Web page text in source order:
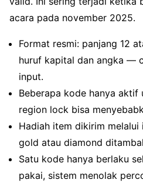
acara pada november 2025.
Format resmi: panjang 12
huruf kapital dan angka —
input.
Beberapa kode hanya
region lock bisa
Hadiah item dikirim melalui
gold atau diamond
Satu kode hanya berlaku
pakai, sistem menolak